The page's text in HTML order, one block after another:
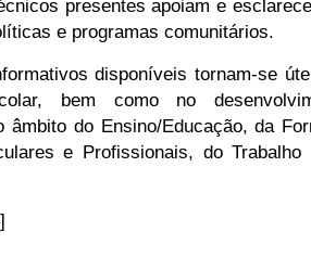
presentes apoiam e
e programas comunitários.
disponíveis tornam-se
bem como no
âmbito do Ensino/Educação, da
e Profissionais, do